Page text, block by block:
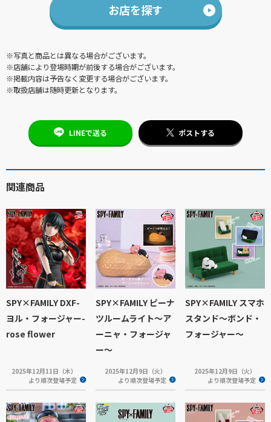
お店を探す
※写真と商品とは異なる場合がございます。
※店舗により登場時期が前後する場合がございます。
※掲載内容は予告なく変更する場合がございます。
※取扱店舗は随時更新となります。
LINEで送る ポストする
関連商品
SPY×FAMILY DXF-
ヨル・フォージャー-
rose flower
2025年12月11日（木）
より順次登場予定
SPY×FAMILY ピーナ
ツルームライト～ア
ーニャ・フォージャ
ー～
2025年12月9日（火）
より順次登場予定
SPY×FAMILY スマホ
スタンド～ボンド・
フォージャー～
2025年12月9日（火）
より順次登場予定